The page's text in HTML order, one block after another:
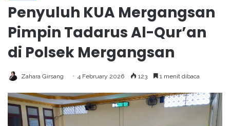
Penyuluh KUA Mergangsan
Pimpin Tadarus Al-Qur’an
di Polsek Mergangsan
Zahara Girsang 4 February 2026 123 1 menit dibaca